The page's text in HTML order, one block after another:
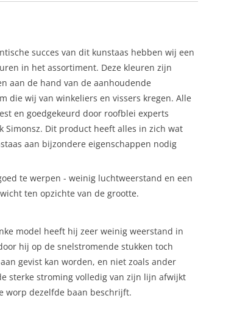
succes van dit kunstaas hebben wij een
in het assortiment. Deze kleuren zijn
aan de hand van de aanhoudende
die wij van winkeliers en vissers kregen. Alle
en goedgekeurd door roofblei experts
Simonsz. Dit product heeft alles in zich wat
aan bijzondere eigenschappen nodig
te werpen - weinig luchtweerstand en een
ten opzichte van de grootte.
model heeft hij zeer weinig weerstand in
hij op de snelstromende stukken toch
gevist kan worden, en niet zoals ander
sterke stroming volledig van zijn lijn afwijkt
worp dezelfde baan beschrijft.